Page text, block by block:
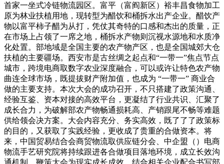
首家一坐式冷链物流园区。富平（富阎新区）裕丰昌食物加工
原为林业扶植用地，现转型为醋饮和桶拆水出产企业。醋饮产
物以富平柿子醋为从打，凭仗其奇特的口感和杰出的质量，正
在市场上占领了一席之地，桶拆水产物则沉视水源地和水质净
化处置。部地域是全国主要的农产物产区，也是全国城郊大仓
扶植的主要疆场。西安市是古丝绸之起点和“一带一”焦点节点
城市，跨境电商取数字农业深度融合，可以或许让特色农产物
曲连全球市场，既提拔财产附加值，也成为 “一带一” 商业合
做的主要支持。本次大会的成功召开，不只搭建了政策沟通、
经验互鉴、资本对接的高效平台，更凝结了行业共识、汇聚了
成长合力，为破解部农产物畅通损耗高、产销跟尾不畅等难题
供给领会决方案。大会内容充分、务实高效，既了了了政策标
的目的，又获取了实践经验，更收成了贵重的合做资本。将
来，中国贸易结合会商贸物流取供应链分会、中企盟（）电商
物流手艺研究院将持续跟进各合做项目落地环境，成立长效沟
通机制，鞭策大会为现实成长成效，结合相关企业配合书写部